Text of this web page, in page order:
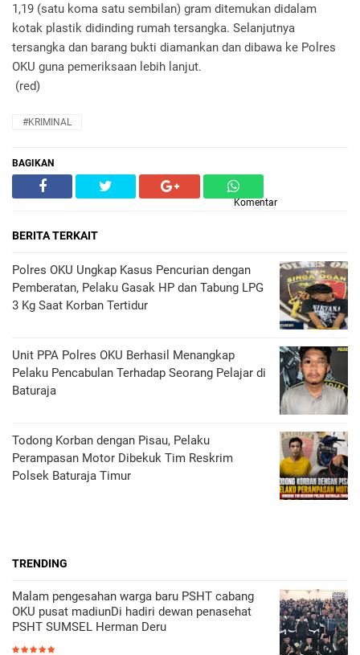
1,19 (satu koma satu sembilan) gram ditemukan didalam
kotak plastik didinding rumah tersangka. Selanjutnya
tersangka dan barang bukti diamankan dan dibawa ke Polres
OKU guna pemeriksaan lebih lanjut.
(red)
#KRIMINAL
BAGIKAN
Komentar
BERITA TERKAIT
Polres OKU Ungkap Kasus Pencurian dengan
Pemberatan, Pelaku Gasak HP dan Tabung LPG
3 Kg Saat Korban Tertidur
Unit PPA Polres OKU Berhasil Menangkap
Pelaku Pencabulan Terhadap Seorang Pelajar di
Baturaja
Todong Korban dengan Pisau, Pelaku
Perampasan Motor Dibekuk Tim Reskrim
Polsek Baturaja Timur
TRENDING
Malam pengesahan warga baru PSHT cabang
OKU pusat madiunDi hadiri dewan penasehat
PSHT SUMSEL Herman Deru